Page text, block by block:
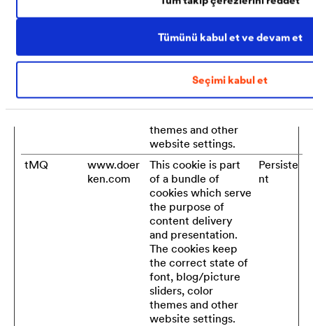
Tümünü kabul et ve devam et
Seçimi kabul et
of a bundle of
cookies which serve
the purpose of
content delivery
and presentation.
The cookies keep
the correct state of
font, blog/picture
themes and other
website settings.
nt
tMQ
www.doer
ken.com
This cookie is part
of a bundle of
cookies which serve
the purpose of
content delivery
and presentation.
The cookies keep
the correct state of
font, blog/picture
sliders, color
themes and other
website settings.
Persiste
nt